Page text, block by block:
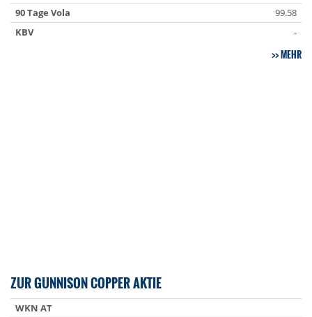
90 Tage Vola
99.58
KBV
-
MEHR
ZUR GUNNISON COPPER AKTIE
WKN AT